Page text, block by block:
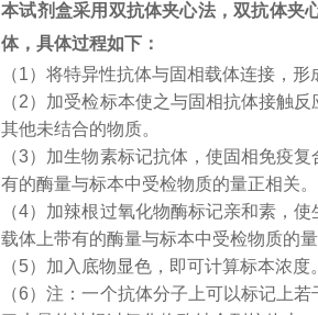
本试剂盒采用双抗体夹心法，双抗体夹
体，具体过程如下：
（1）将特异性抗体与固相载体连接，
（2）加受检标本使之与固相抗体接触
其他未结合的物质。
（3）加生物素标记抗体，使固相免疫
有的酶量与标本中受检物质的量正相关。
（4）加辣根过氧化物酶标记亲和素，
载体上带有的酶量与标本中受检物质的量
（5）加入底物显色，即可计算标本浓度。
（6）注：一个抗体分子上可以标记上